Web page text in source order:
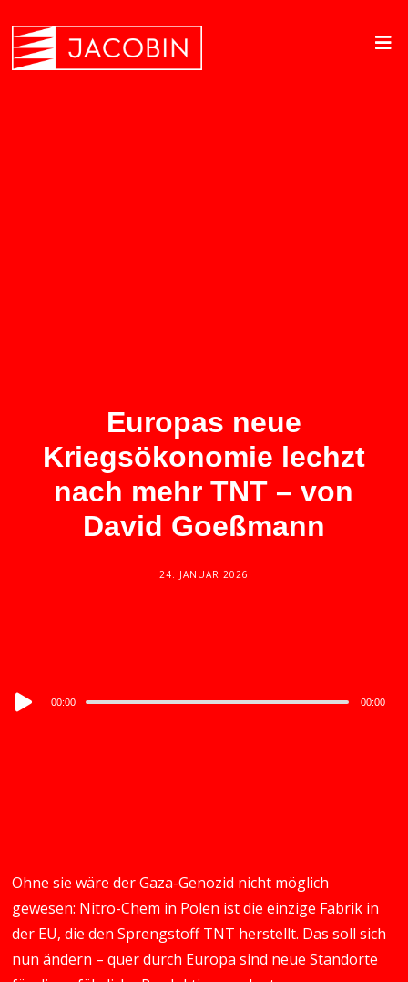
Europas neue
Kriegsökonomie lechzt
nach mehr TNT – von
David Goeßmann
24. JANUAR 2026
Audio
00:00 00:00
Ohne sie wäre der Gaza-Genozid nicht möglich
gewesen: Nitro-Chem in Polen ist die einzige Fabrik in
der EU, die den Sprengstoff TNT herstellt. Das soll sich
nun ändern – quer durch Europa sind neue Standorte